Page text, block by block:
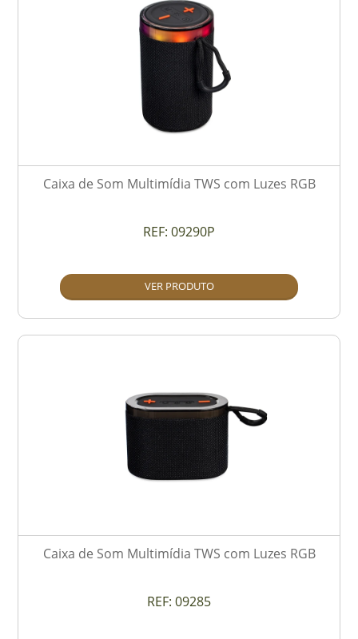
Caixa de Som Multimídia TWS com Luzes RGB
REF: 09290P
VER PRODUTO
Caixa de Som Multimídia TWS com Luzes RGB
REF: 09285